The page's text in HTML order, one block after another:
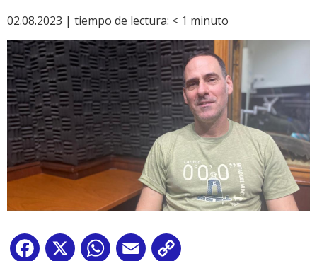
02.08.2023 | tiempo de lectura: < 1 minuto
Facebook
X WhatsApp
Email